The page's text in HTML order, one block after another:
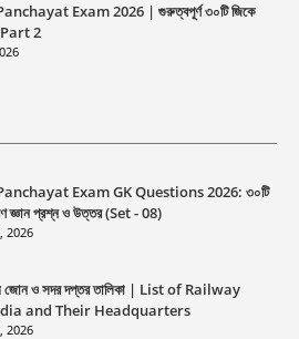
Exam 2026 | গুরুত্বপূর্ণ ৩০টি জিকে
Part 2
Exam GK Questions 2026: ৩০টি
জ্ঞান প্রশ্ন ও উত্তর (Set - 08)
2026
জোন ও সদর দপ্তর তালিকা | List of Railway
and Their Headquarters
2026